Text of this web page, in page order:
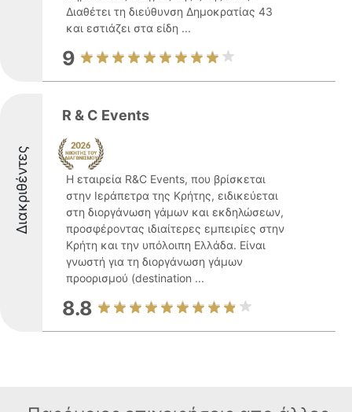
Διαθέτει τη διεύθυνση Δημοκρατίας 43
και εστιάζει στα είδη ...
9
Διακριθέντες
R & C Events
Η εταιρεία R&C Events, που βρίσκεται
στην Ιεράπετρα της Κρήτης, ειδικεύεται
στη διοργάνωση γάμων και εκδηλώσεων,
προσφέροντας ιδιαίτερες εμπειρίες στην
Κρήτη και την υπόλοιπη Ελλάδα. Είναι
γνωστή για τη διοργάνωση γάμων
προορισμού (destination ...
8.8